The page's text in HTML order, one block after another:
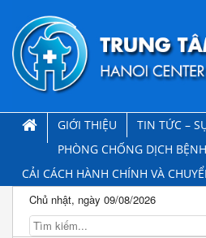
GIỚI THIỆU TIN TỨC –
PHÒNG CHỐNG DỊCH BỆNH
CẢI CÁCH HÀNH CHÍNH VÀ
Chủ nhật, ngày 09/08/2026